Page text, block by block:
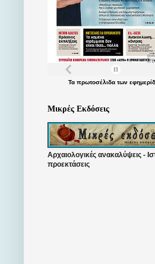
Τα πρωτοσέλιδατων
Μικρές Εκδόσεις
Αρχαιολογικές ανακαλύψεις -
προεκτάσεις